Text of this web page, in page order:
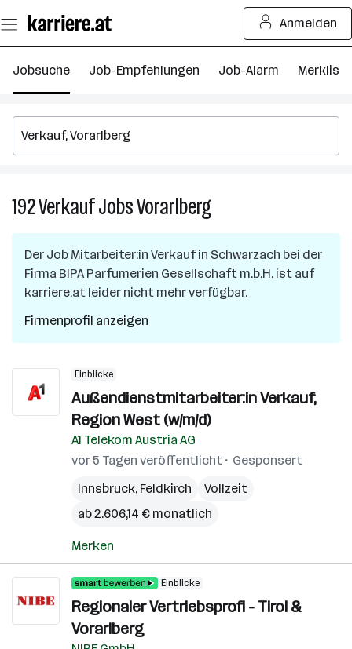
Seiteninhalt
springen
Anmelden
Jobsuche Job-Empfehlungen Job-Alarm Merkliste
192VerkaufJobsVorarlberg192
Verkauf
in
Vorarlberg
Der Job Mitarbeiter:in Verkaufin Schwarzach bei der
Firma BIPA Parfumerien Gesellschaft m.b.H. ist auf
karriere.at leider nicht mehr verfügbar.
Firmenprofil anzeigen
Einblicke
Außendienstmitarbeiter:in Verkauf,
Region West (w/m/d)
A1 Telekom Austria AG
vor 5 Tagen veröffentlicht
Gesponsert
Innsbruck, Feldkirch
Vollzeit
ab 2.606,14 € monatlich
Merken
Einblicke
Regionaler Vertriebsprofi - Tirol &
Vorarlberg